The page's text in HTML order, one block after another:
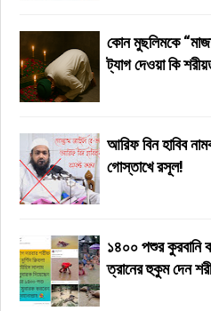
কোন মুছলিমকে
ট্যাগ দেওয়া কি
আরিফ বিন হাবিব
গোস্তাখে রসূল!
১৪০০ পশুর কুরবানি
ত্রানের হুকুম দেন